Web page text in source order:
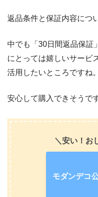
返品条件と保証内容につ
中でも「30日間返品保証
にとっては嬉しいサービ
活用したいところですね。
安心して購入できそうで
＼安い！お
モダンデコ